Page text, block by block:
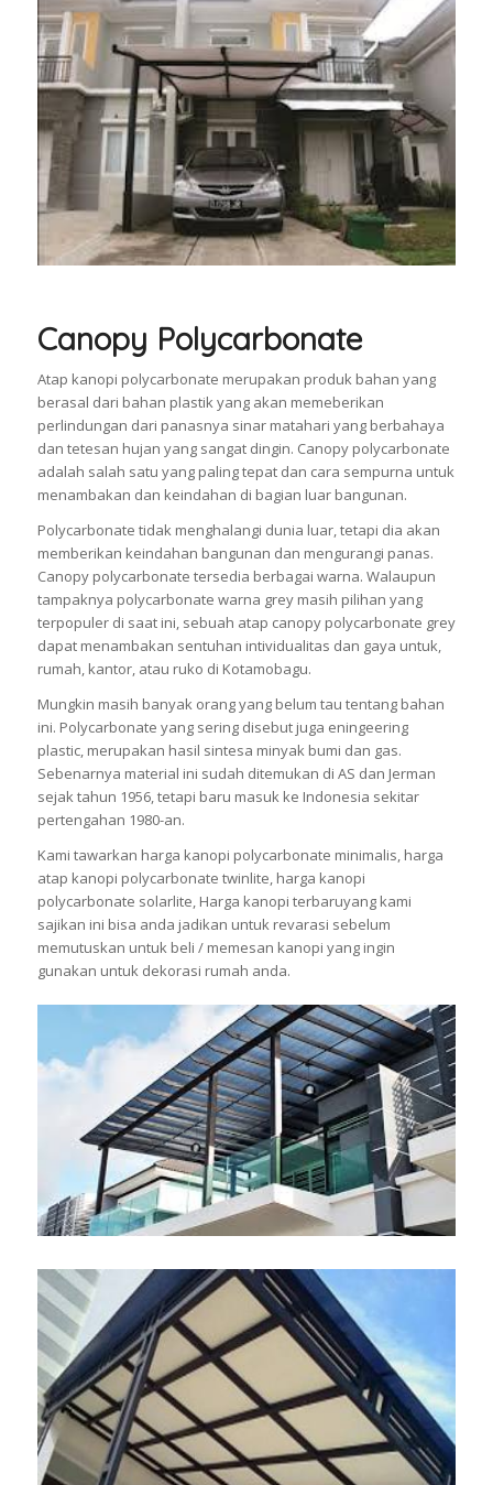
Canopy Polycarbonate
Atap kanopi polycarbonate merupakan produk bahan yang
berasal dari bahan plastik yang akan memeberikan
perlindungan dari panasnya sinar matahari yang berbahaya
dan tetesan hujan yang sangat dingin. Canopy polycarbonate
adalah salah satu yang paling tepat dan cara sempurna untuk
menambakan dan keindahan di bagian luar bangunan.
Polycarbonate tidak menghalangi dunia luar, tetapi dia akan
memberikan keindahan bangunan dan mengurangi panas.
Canopy polycarbonate tersedia berbagai warna. Walaupun
tampaknya polycarbonate warna grey masih pilihan yang
terpopuler di saat ini, sebuah atap canopy polycarbonate grey
dapat menambakan sentuhan intividualitas dan gaya untuk,
rumah, kantor, atau ruko di Kotamobagu.
Mungkin masih banyak orang yang belum tau tentang bahan
ini. Polycarbonate yang sering disebut juga eningeering
plastic, merupakan hasil sintesa minyak bumi dan gas.
Sebenarnya material ini sudah ditemukan di AS dan Jerman
sejak tahun 1956, tetapi baru masuk ke Indonesia sekitar
pertengahan 1980-an.
Kami tawarkan harga kanopi polycarbonate minimalis, harga
atap kanopi polycarbonate twinlite, harga kanopi
polycarbonate solarlite, Harga kanopi terbaruyang kami
sajikan ini bisa anda jadikan untuk revarasi sebelum
memutuskan untuk beli / memesan kanopi yang ingin
gunakan untuk dekorasi rumah anda.